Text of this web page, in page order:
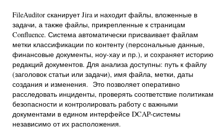
FileAuditor сканирует Jira и находит файлы, вложенные в
задачи, а также файлы, прикрепленные к страницам
Confluence. Система автоматически присваивает файлам
метки классификации по контенту (персональные данные,
финансовые документы, ноу-хау и пр.), и сохраняет историю
редакций документов. Для анализа доступны: путь к файлу
(заголовок статьи или задачи), имя файла, метки, даты
создания и изменения. Это позволяет оперативно
расследовать инциденты, проверять соответствие политикам
безопасности и контролировать работу с важными
документами в едином интерфейсе DCAP-системы
независимо от их расположения.